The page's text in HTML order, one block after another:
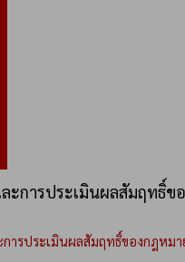
การประเมินผลสัมฤทธิ์ข
ารประเมินผลสัมฤทธิ์ของกฎหม